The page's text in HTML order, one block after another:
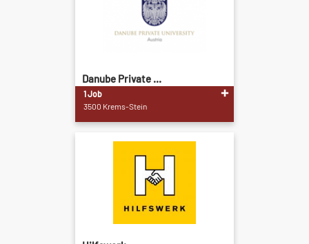
Danube Private ...
1 Job
3500 Krems-Stein